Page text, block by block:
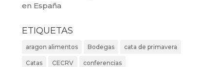
en España
ETIQUETAS
aragon alimentos Bodegas cata de primavera
Catas CECRV conferencias